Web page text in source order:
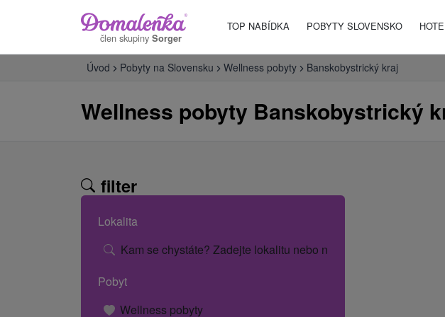
člen skupiny Sorger
TOP NABÍDKA POBYTY SLOVENSKO
Úvod Pobyty na Slovensku Wellness pobyty Banskobystrický kraj
Wellness pobyty Banskobystrický
filter
Lokalita
Kam se chystáte? Zadejte lokalitu nebo název hotelu.
Pobyt
Wellness pobyty